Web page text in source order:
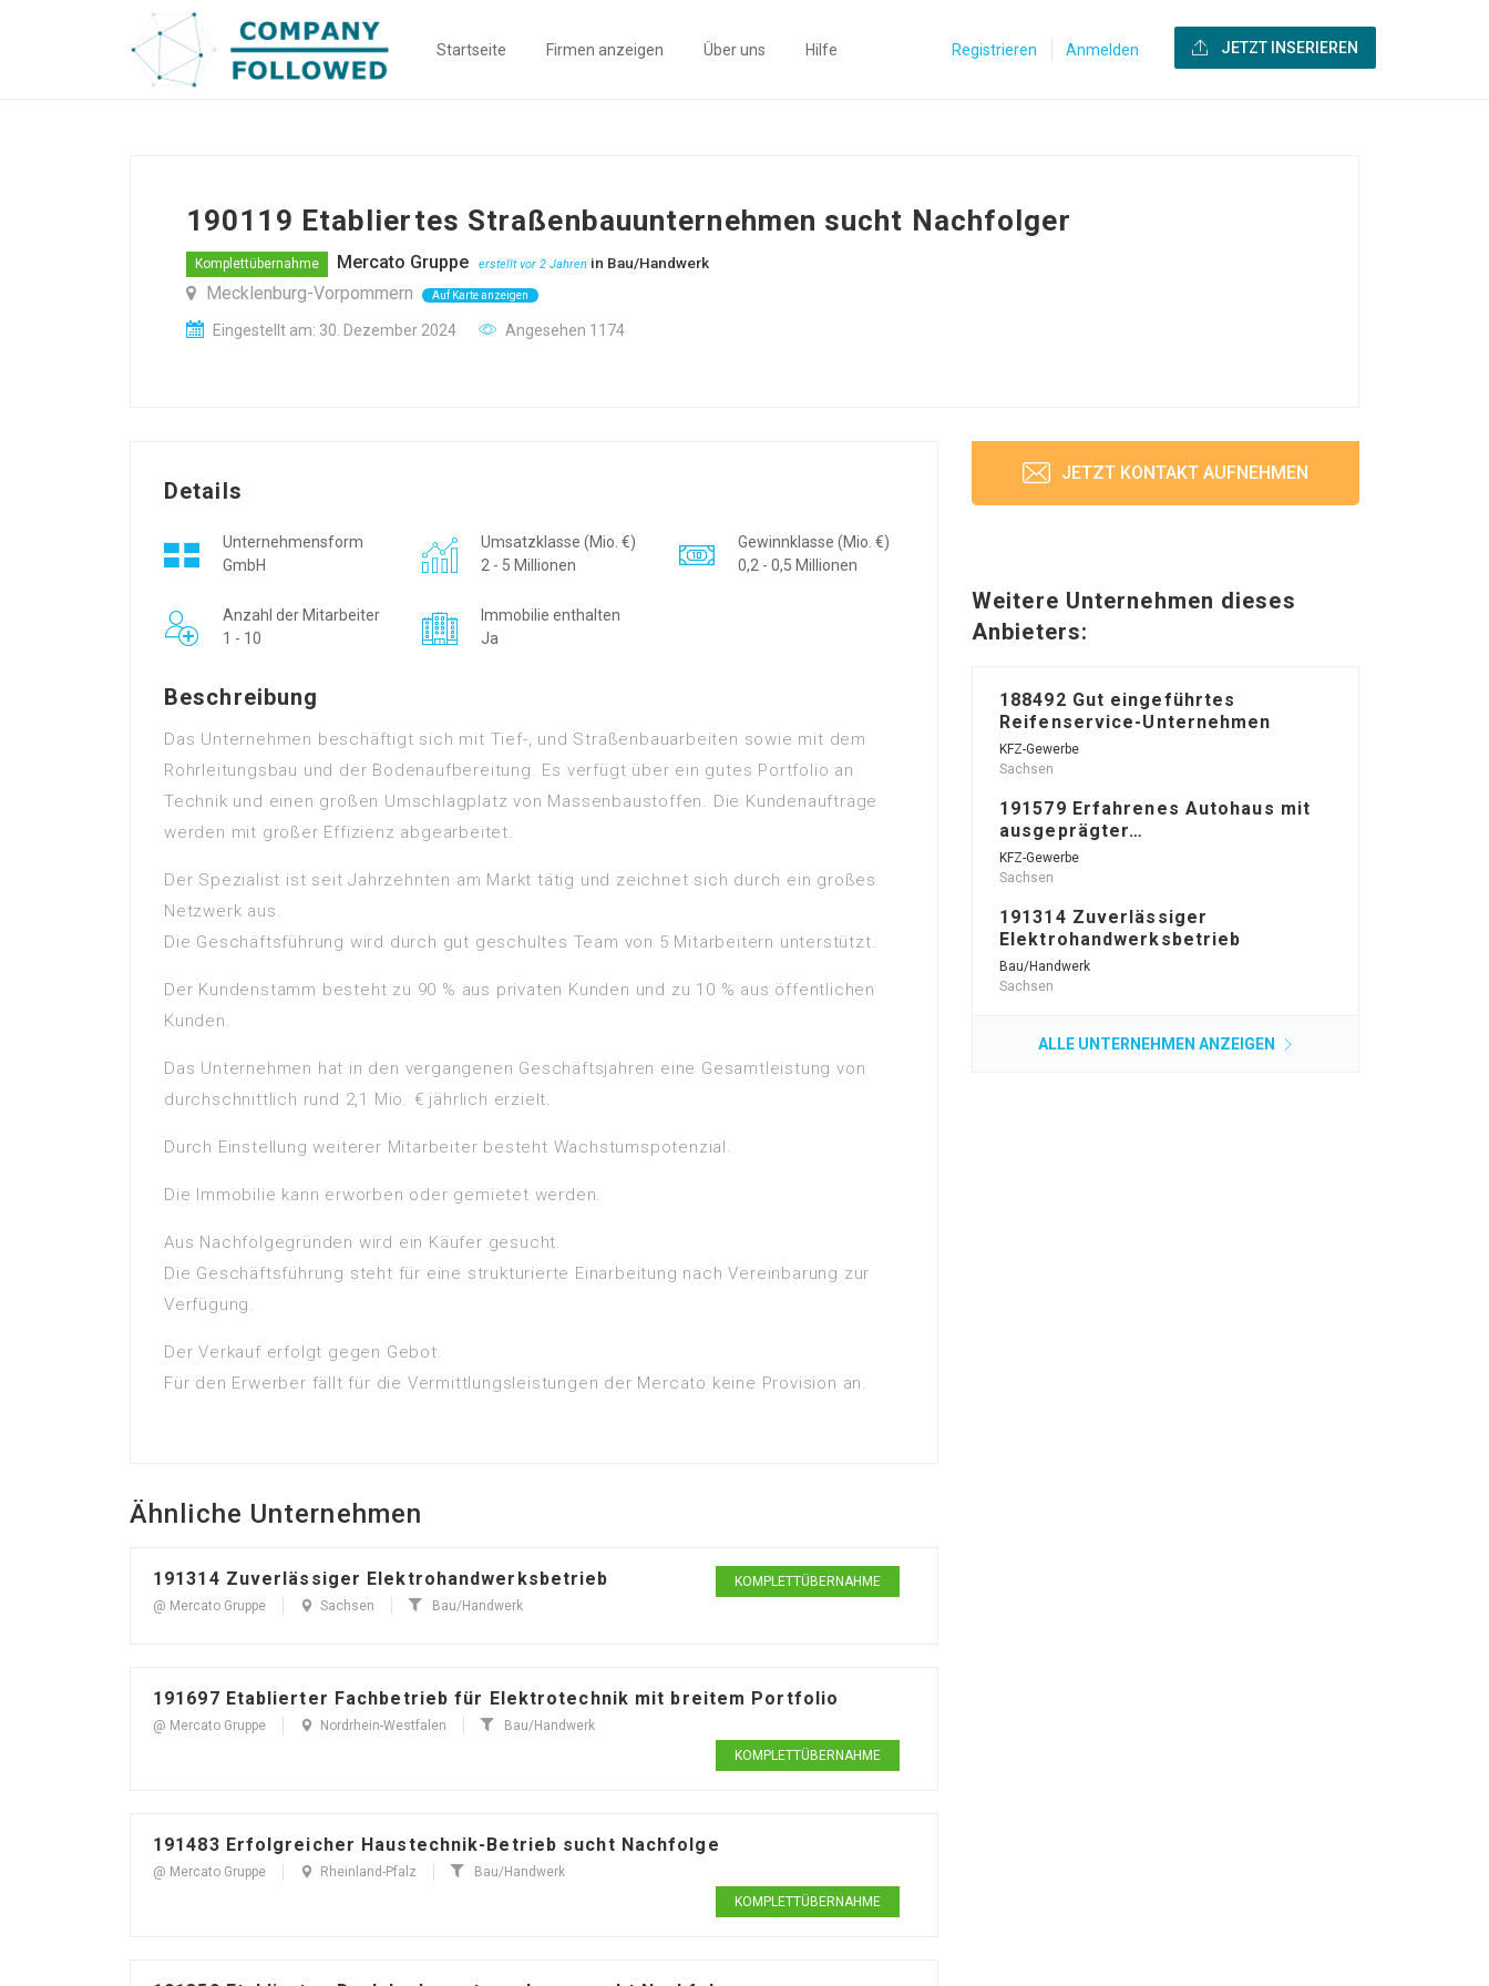
Startseite Firmen anzeigen Über uns Hilfe Registrieren Anmelden JETZT INSERIEREN
190119 Etabliertes Straßenbauunternehmen sucht Nachfolger
Komplettübernahme Mercato Gruppe erstellt vor 2 Jahren in Bau/Handwerk
Mecklenburg-Vorpommern Auf Karte anzeigen
Eingestellt am: 30. Dezember 2024 Angesehen 1174
Details
Unternehmensform
GmbH
Umsatzklasse (Mio. €)
2 - 5 Millionen
Gewinnklasse (Mio. €)
0,2 - 0,5 Millionen
Anzahl der Mitarbeiter
1 - 10
Immobilie enthalten
Ja
Beschreibung
Das Unternehmen beschäftigt sich mit Tief-, und Straßenbauarbeiten sowie mit dem
Rohrleitungsbau und der Bodenaufbereitung. Es verfügt über ein gutes Portfolio an
Technik und einen großen Umschlagplatz von Massenbaustoffen. Die Kundenaufträge
werden mit großer Effizienz abgearbeitet.
Der Spezialist ist seit Jahrzehnten am Markt tätig und zeichnet sich durch ein großes
Netzwerk aus.
Die Geschäftsführung wird durch gut geschultes Team von 5 Mitarbeitern unterstützt.
Der Kundenstamm besteht zu 90 % aus privaten Kunden und zu 10 % aus öffentlichen
Kunden.
Das Unternehmen hat in den vergangenen Geschäftsjahren eine Gesamtleistung von
durchschnittlich rund 2,1 Mio. € jährlich erzielt.
Durch Einstellung weiterer Mitarbeiter besteht Wachstumspotenzial.
Die Immobilie kann erworben oder gemietet werden.
Aus Nachfolgegründen wird ein Käufer gesucht.
Die Geschäftsführung steht für eine strukturierte Einarbeitung nach Vereinbarung zur
Verfügung.
Der Verkauf erfolgt gegen Gebot.
Für den Erwerber fällt für die Vermittlungsleistungen der Mercato keine Provision an.
Ähnliche Unternehmen
191314 Zuverlässiger Elektrohandwerksbetrieb
@ Mercato Gruppe Sachsen Bau/Handwerk
KOMPLETTÜBERNAHME
191697 Etablierter Fachbetrieb für Elektrotechnik mit breitem Portfolio
@ Mercato Gruppe Nordrhein-Westfalen
Bau/Handwerk
KOMPLETTÜBERNAHME
191483 Erfolgreicher Haustechnik-Betrieb sucht Nachfolge
@ Mercato Gruppe Rheinland-Pfalz
Bau/Handwerk
KOMPLETTÜBERNAHME
JETZT KONTAKT AUFNEHMEN
Weitere Unternehmen dieses
Anbieters:
188492 Gut eingeführtes
Reifenservice-Unternehmen
KFZ-Gewerbe
Sachsen
191579 Erfahrenes Autohaus mit
ausgeprägter…
KFZ-Gewerbe
Sachsen
191314 Zuverlässiger
Elektrohandwerksbetrieb
Bau/Handwerk
Sachsen
ALLE UNTERNEHMEN ANZEIGEN